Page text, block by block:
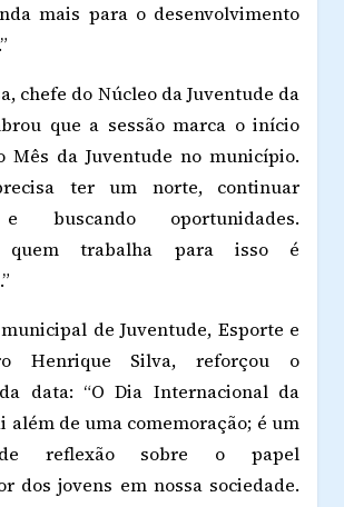
mais para o desenvolvimento
chefe do Núcleo da Juventude da
que a sessão marca o início
Mês da Juventude no município.
ter um norte, continuar
buscando oportunidades.
quem trabalha para isso é
de Juventude, Esporte e
Henrique Silva, reforçou o
data: “O Dia Internacional da
além de uma comemoração; é um
reflexão sobre o papel
dos jovens em nossa sociedade.